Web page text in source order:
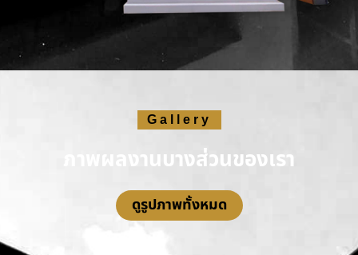
Gallery
ภาพผลงานบางส่วนของเรา
ดูรูปภาพทั้งหมด